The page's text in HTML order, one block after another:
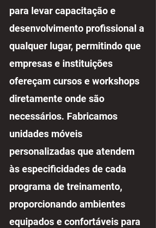
para levar capacitação e
desenvolvimento profissional a
qualquer lugar, permitindo que
empresas e instituições
ofereçam cursos e workshops
diretamente onde são
necessários. Fabricamos
unidades móveis
personalizadas que atendem
às especificidades de cada
programa de treinamento,
proporcionando ambientes
equipados e confortáveis para